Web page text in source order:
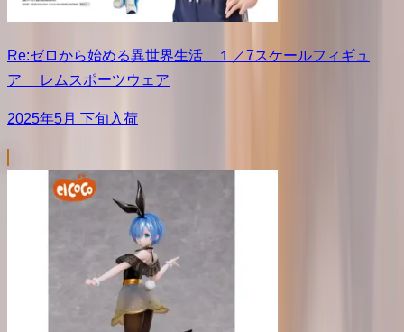
Re:ゼロから始める異世界生活 １／7スケールフィギュ
ア レムスポーツウェア
2025年5月 下旬入荷